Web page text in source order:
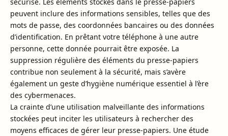
peuvent inclure des informations sensibles, telles que des
mots de passe, des coordonnées bancaires ou des données
d’identification. En prêtant votre téléphone à une autre
personne, cette donnée pourrait être exposée. La
suppression régulière des éléments du presse-papiers
contribue non seulement à la sécurité, mais s’avère
également un geste d’hygiène numérique essentiel à l’ère
des cybermenaces.
La crainte d’une utilisation malveillante des informations
stockées peut inciter les utilisateurs à rechercher des
moyens efficaces de gérer leur presse-papiers. Une étude